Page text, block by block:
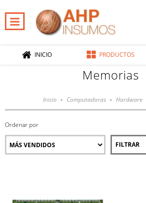
INICIO PRODUCTOS
Memorias
Inicio - Computadoras - Hardware
Ordenar por
FILTRAR